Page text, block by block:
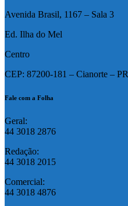
Avenida Brasil, 1167 – Sala 3
Ed. Ilha do Mel
Centro
CEP: 87200-181 – Cianorte – PR
Fale com a Folha
Geral:
44 3018 2876
Redação:
44 3018 2015
Comercial:
44 3018 4876